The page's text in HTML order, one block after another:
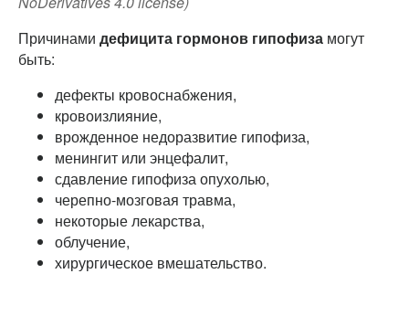
Причинами дефицита гормонов гипофиза могут
быть:
дефекты кровоснабжения,
кровоизлияние,
врожденное недоразвитие гипофиза,
менингит или энцефалит,
сдавление гипофиза опухолью,
черепно-мозговая травма,
некоторые лекарства,
облучение,
хирургическое вмешательство.